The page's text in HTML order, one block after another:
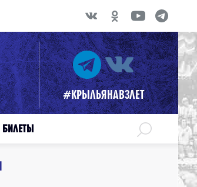
#КРЫЛЬЯНАВЗЛЕТ
БИЛЕТЫ